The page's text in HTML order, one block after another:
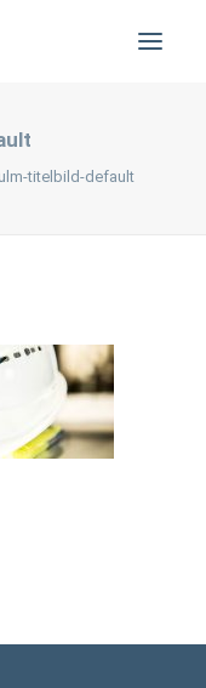
ulm-titelbild-default